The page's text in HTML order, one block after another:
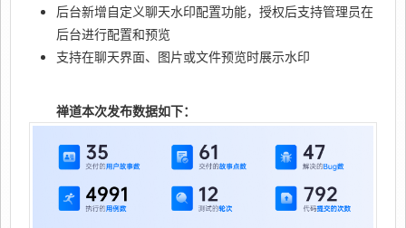
后台新增自定义聊天水印配置功能，授权后支持管理员在
后台进行配置和预览
支持在聊天界面、图片或文件预览时展示水印
禅道本次发布数据如下：